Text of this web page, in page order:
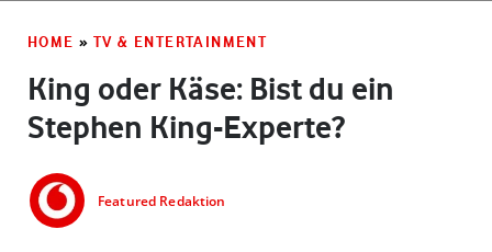
HOME » TV & ENTERTAINMENT
King oder Käse: Bist du ein
Stephen King-Experte?
Featured Redaktion